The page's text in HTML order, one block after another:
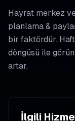
Hayrat merkez
planlama &
bir faktördür.
döngüsü ile
artar.
İlgili